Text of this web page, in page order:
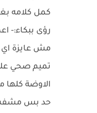
كمل كلامه
رؤى ببكاء:-
مش عايزة اي
تميم صحي
الاوضة كلها
حد بس مشفش